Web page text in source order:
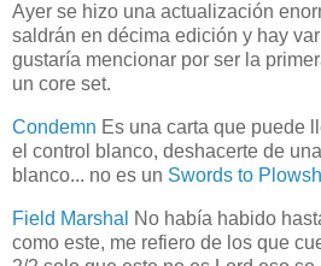
Ayer se hizo una actualización
saldrán en décima edición y hay
gustaría mencionar por ser la
un core set.
Condemn Es una carta que puede
el control blanco, deshacerte de
blanco... no es un Swords to
Field Marshal
No había habido
como este, me refiero de los que